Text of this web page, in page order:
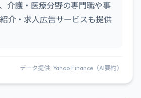
介護・医療分野の専門職や事
介・求人広告サービスも提供
データ提供: Yahoo Finance（AI要約）